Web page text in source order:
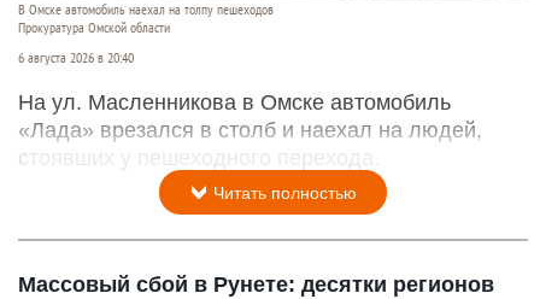
В Омске автомобиль наехал на толпу пешеходов
Прокуратура Омской области
6 августа 2026 в 20:40
На ул. Масленникова в Омске автомобиль
«Лада» врезался в столб и наехал на людей,
стоявших у пешеходного перехода.
Читать полностью
Массовый сбой в Рунете: десятки регионов